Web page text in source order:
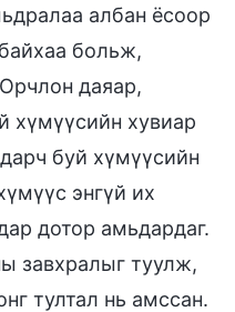
албан ёсоор
больж,
даяар,
хүмүүсийн хувиар
буй хүмүүсийн
энгүй их
дотор амьдардаг.
завхралыг туулж,
тултал нь амссан.